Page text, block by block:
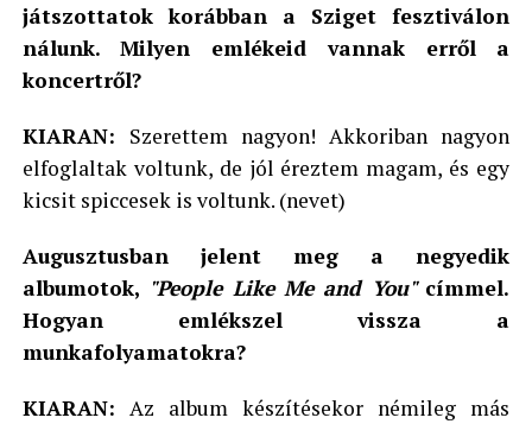
játszottatok korábban a Sziget fesztiválon
nálunk. Milyen emlékeid vannak erről a
koncertről?
KIARAN: Szerettem nagyon! Akkoriban nagyon
elfoglaltak voltunk, de jól éreztem magam, és egy
kicsit spiccesek is voltunk. (nevet)
Augusztusban jelent meg a negyedik
albumotok, "People Like Me and You" címmel.
Hogyan emlékszel vissza a
munkafolyamatokra?
KIARAN: Az album készítésekor némileg más